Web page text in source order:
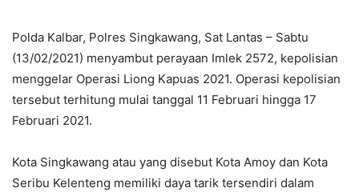
Polda Kalbar, Polres Singkawang, Sat Lantas – Sabtu
(13/02/2021) menyambut perayaan Imlek 2572, kepolisian
menggelar Operasi Liong Kapuas 2021. Operasi kepolisian
tersebut terhitung mulai tanggal 11 Februari hingga 17
Februari 2021.
Kota Singkawang atau yang disebut Kota Amoy dan Kota
Seribu Kelenteng memiliki daya tarik tersendiri dalam